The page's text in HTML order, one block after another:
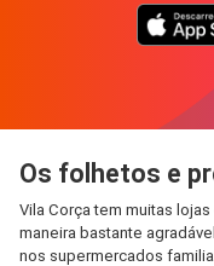
Os folhetos e
Vila Corça tem muitas
maneira bastante
nos supermercados